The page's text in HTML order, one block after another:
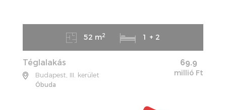
52 m2 1 + 2
69.9
millió Ft
Téglalakás
Budapest, III. kerület
Óbuda